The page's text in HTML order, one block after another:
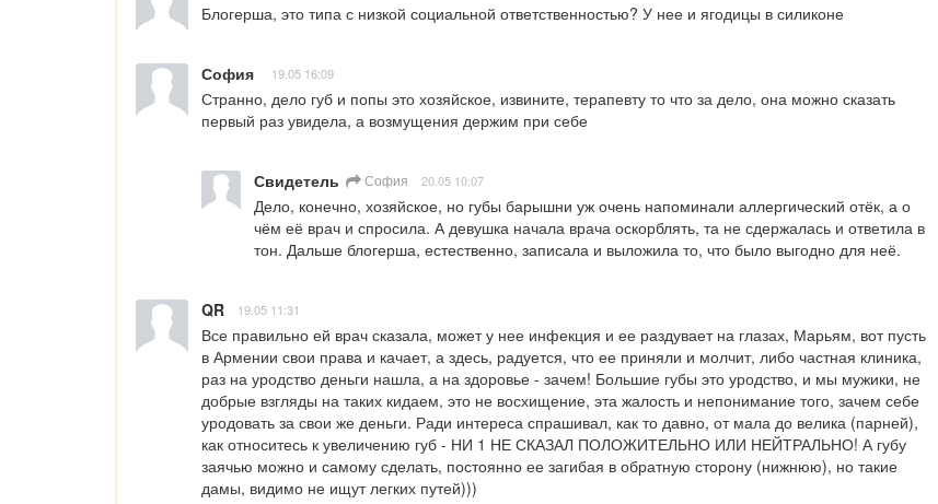
Блогерша, это типа с низкой социальной ответственностью? У нее и ягодицы в силиконе
София 19.05 16:09
Странно, дело губ и попы это хозяйское, извините, терапевту то что за дело, она можно сказать
первый раз увидела, а возмущения держим при себе
Свидетель София 20.05 10:07
Дело, конечно, хозяйское, но губы барышни уж очень напоминали аллергический отёк, а о
чём её врач и спросила. А девушка начала врача оскорблять, та не сдержалась и ответила в
тон. Дальше блогерша, естественно, записала и выложила то, что было выгодно для неё.
QR 19.05 11:31
Все правильно ей врач сказала, может у нее инфекция и ее раздувает на глазах, Марьям, вот пусть
в Армении свои права и качает, а здесь, радуется, что ее приняли и молчит, либо частная клиника,
раз на уродство деньги нашла, а на здоровье - зачем! Большие губы это уродство, и мы мужики, не
добрые взгляды на таких кидаем, это не восхищение, эта жалость и непонимание того, зачем себе
уродовать за свои же деньги. Ради интереса спрашивал, как то давно, от мала до велика (парней),
как относитесь к увеличению губ - НИ 1 НЕ СКАЗАЛ ПОЛОЖИТЕЛЬНО ИЛИ НЕЙТРАЛЬНО! А губу
заячью можно и самому сделать, постоянно ее загибая в обратную сторону (нижнюю), но такие
дамы, видимо не ищут легких путей)))